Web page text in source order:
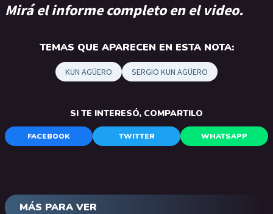
Mirá el informe completo en el video.
TEMAS QUE APARECEN EN ESTA NOTA:
KUN AGÜERO SERGIO KUN AGÜERO
SI TE INTERESÓ, COMPARTILO
FACEBOOK TWITTER WHATSAPP
MÁS PARA VER